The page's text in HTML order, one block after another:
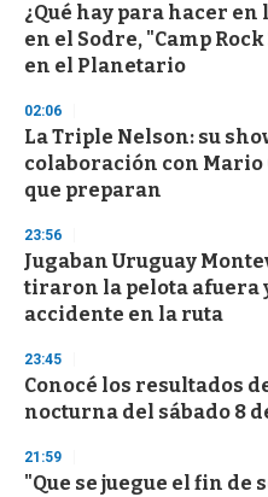
c
o
n
¿Qué hay para hacer en
en el Sodre, "Camp
en el Planetario
02:06
La Triple Nelson: su
colaboración con Mario
que preparan
23:56
Jugaban Uruguay
tiraron la pelota afuera
accidente en la ruta
23:45
Conocé los resultados
nocturna del sábado 8
21:59
"Que se juegue el fin de